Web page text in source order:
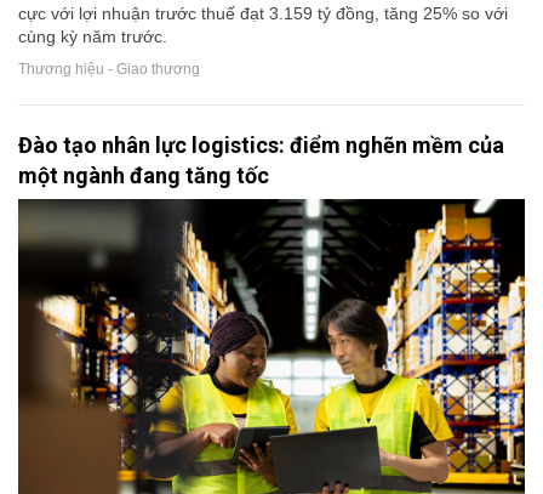
cực với lợi nhuận trước thuế đạt 3.159 tỷ đồng, tăng 25% so với
cùng kỳ năm trước.
Thương hiệu - Giao thương
Đào tạo nhân lực logistics: điểm nghẽn mềm của
một ngành đang tăng tốc